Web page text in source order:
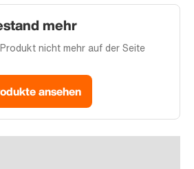
mehr
nicht mehr auf der Seite
ansehen